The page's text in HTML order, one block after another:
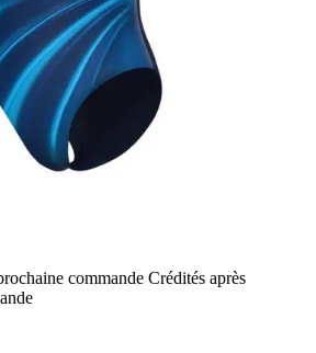
commande Crédités après